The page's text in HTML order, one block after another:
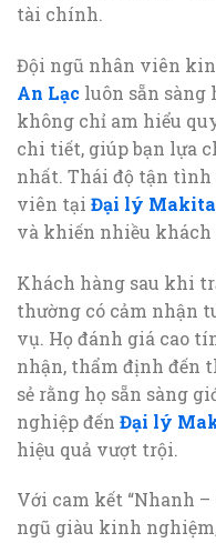
tài chính.
Đội ngũ nhân viên
An Lạc luôn sẵn sàng
không chỉ am hiểu
chi tiết, giúp bạn lựa
nhất. Thái độ tận
viên tại Đại lý Makita
và khiến nhiều khách
Khách hàng sau khi
thường có cảm nhận
vụ. Họ đánh giá cao
nhận, thẩm định đến
sẻ rằng họ sẵn sàng
nghiệp đến Đại lý
hiệu quả vượt trội.
Với cam kết “Nhanh
ngũ giàu kinh